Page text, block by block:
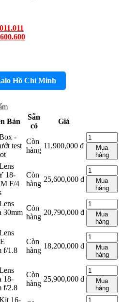
Hồ Chí Minh
Bản
Sẵn
có
Giá
-
test
Còn
hàng
11,900,000 đ
Mua
hàng
18-
F/4
Còn
hàng
25,600,000 đ
Mua
hàng
30mm
Còn
hàng
20,790,000 đ
Mua
hàng
f/1.8
Còn
hàng
18,200,000 đ
Mua
hàng
18-
f/2.8
Còn
hàng
25,900,000 đ
Mua
hàng
16-